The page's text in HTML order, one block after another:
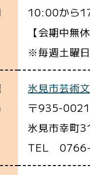
10:00から
【会期中無
※毎週土曜
氷見市芸術
〒935-0021
氷見市幸町
TEL